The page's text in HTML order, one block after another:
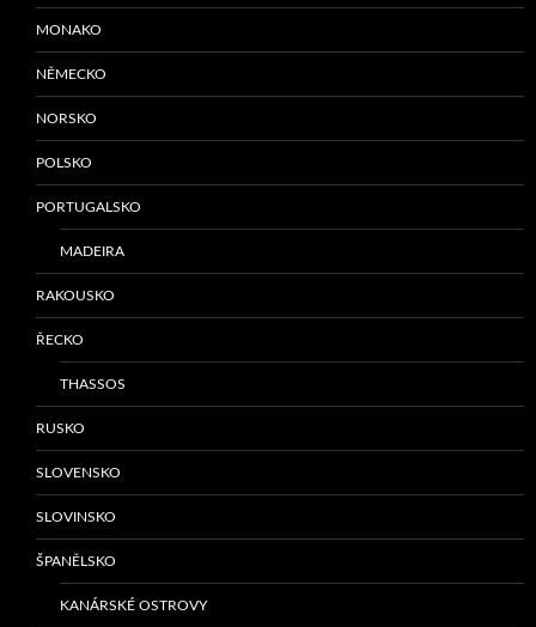
MONAKO
NĚMECKO
NORSKO
POLSKO
PORTUGALSKO
MADEIRA
RAKOUSKO
ŘECKO
THASSOS
RUSKO
SLOVENSKO
SLOVINSKO
ŠPANĚLSKO
KANÁRSKÉ OSTROVY